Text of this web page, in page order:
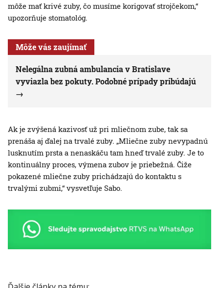
môže mať krivé zuby, čo musíme korigovať strojčekom,“
upozorňuje stomatológ.
Môže vás zaujímať
Nelegálna zubná ambulancia v Bratislave
vyviazla bez pokuty. Podobné prípady pribúdajú
Ak je zvýšená kazivosť už pri mliečnom zube, tak sa
prenáša aj ďalej na trvalé zuby. „Mliečne zuby nevypadnú
lusknutím prsta a nenaskáču tam hneď trvalé zuby. Je to
kontinuálny proces, výmena zubov je priebežná. Čiže
pokazené mliečne zuby prichádzajú do kontaktu s
trvalými zubmi,“ vysvetľuje Sabo.